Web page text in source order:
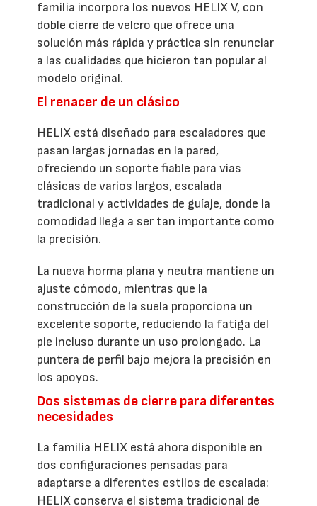
familia incorpora los nuevos HELIX V, con
doble cierre de velcro que ofrece una
solución más rápida y práctica sin renunciar
a las cualidades que hicieron tan popular al
modelo original.
El renacer de un clásico
HELIX está diseñado para escaladores que
pasan largas jornadas en la pared,
ofreciendo un soporte fiable para vías
clásicas de varios largos, escalada
tradicional y actividades de guíaje, donde la
comodidad llega a ser tan importante como
la precisión.
La nueva horma plana y neutra mantiene un
ajuste cómodo, mientras que la
construcción de la suela proporciona un
excelente soporte, reduciendo la fatiga del
pie incluso durante un uso prolongado. La
puntera de perfil bajo mejora la precisión en
los apoyos.
Dos sistemas de cierre para diferentes
necesidades
La familia HELIX está ahora disponible en
dos configuraciones pensadas para
adaptarse a diferentes estilos de escalada:
HELIX conserva el sistema tradicional de